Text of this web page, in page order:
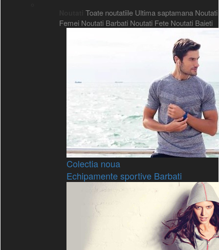
Toate noutatiile Ultima saptamana Noutati
Femei Noutati Barbati Noutati Fete Noutati Baieti
Colectia noua
Echipamente sportive Barbati